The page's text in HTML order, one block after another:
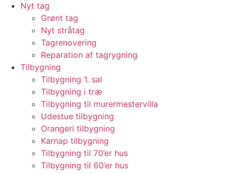
Nyt tag
Grønt tag
Nyt stråtag
Tagrenovering
Reparation af tagrygning
Tilbygning
Tilbygning 1. sal
Tilbygning i træ
Tilbygning til murermestervilla
Udestue tilbygning
Orangeri tilbygning
Karnap tilbygning
Tilbygning til 70’er hus
Tilbygning til 60’er hus